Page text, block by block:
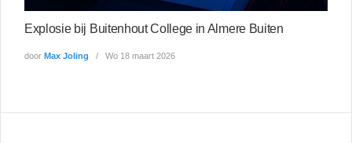
Explosie bij Buitenhout College in Almere Buiten
door Max Joling Wo 18 maart 2026